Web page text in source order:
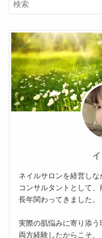
ネイルサロンを経営し
コンサルタントとして
長年関わってきました。
実際の肌悩みに寄り添
両方経験したからこそ、